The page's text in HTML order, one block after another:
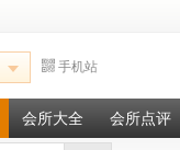
手机站
会所大全 会所点评